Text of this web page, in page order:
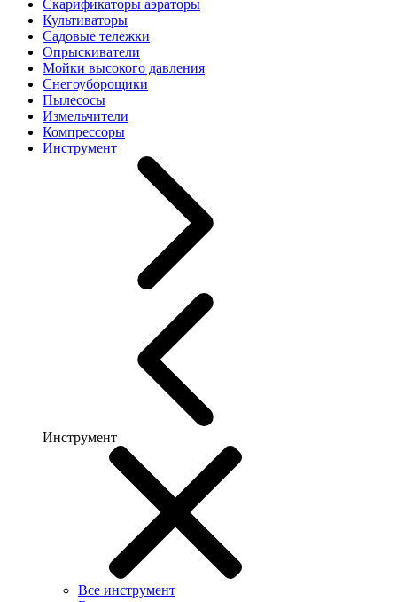
Скарификаторы аэраторы
Культиваторы
Садовые тележки
Опрыскиватели
Мойки высокого давления
Снегоуборощики
Пылесосы
Измельчители
Компрессоры
Инструмент
Инструмент
Все инструмент